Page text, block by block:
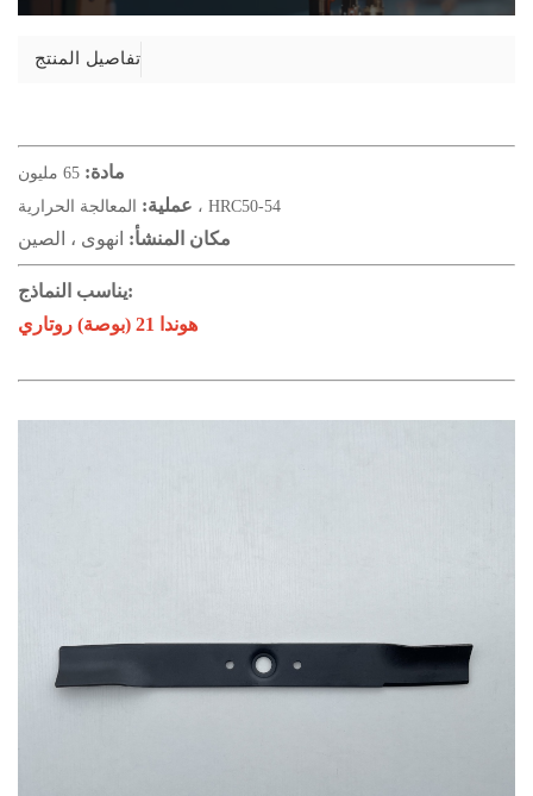
تفاصيل المنتج
مادة: 65 مليون
عملية: المعالجة الحرارية ، HRC50-54
مكان المنشأ: انهوى ، الصين
يناسب النماذج:
هوندا 21 (بوصة) روتاري